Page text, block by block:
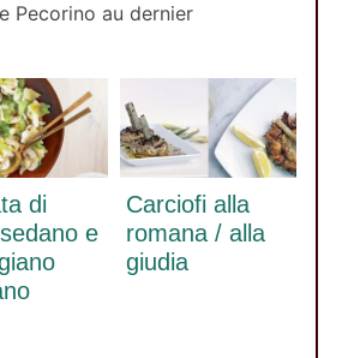
Pecorino au dernier
di
e
Carciofi alla
romana / alla
giudia